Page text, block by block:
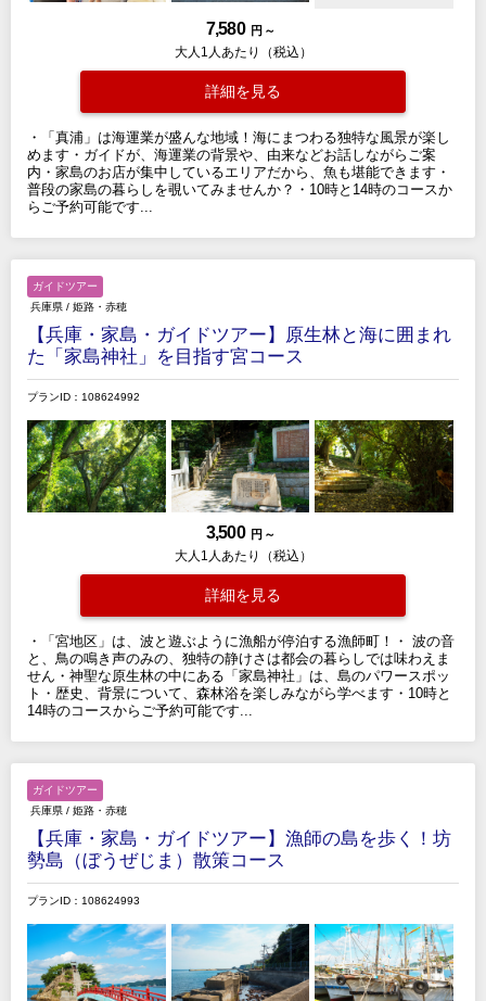
7,580 円 ～
大人1人あたり（税込）
詳細を見る
・「真浦」は海運業が盛んな地域！海にまつわる独特な風景が楽し
めます・ガイドが、海運業の背景や、由来などお話しながらご案
内・家島のお店が集中しているエリアだから、魚も堪能できます・
普段の家島の暮らしを覗いてみませんか？・10時と14時のコースか
らご予約可能です...
ガイドツアー
兵庫県 / 姫路・赤穂
【兵庫・家島・ガイドツアー】原生林と海に囲まれ
た「家島神社」を目指す宮コース
プランID：108624992
3,500 円 ～
大人1人あたり（税込）
詳細を見る
・「宮地区」は、波と遊ぶように漁船が停泊する漁師町！・ 波の音
と、鳥の鳴き声のみの、独特の静けさは都会の暮らしでは味わえま
せん・神聖な原生林の中にある「家島神社」は、島のパワースポッ
ト・歴史、背景について、森林浴を楽しみながら学べます・10時と
14時のコースからご予約可能です...
ガイドツアー
兵庫県 / 姫路・赤穂
【兵庫・家島・ガイドツアー】漁師の島を歩く！坊
勢島（ぼうぜじま）散策コース
プランID：108624993